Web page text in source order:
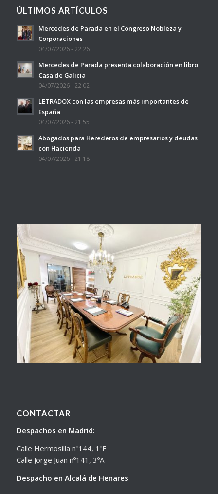
ÚLTIMOS ARTÍCULOS
Mercedes de Parada en el Congreso Nobleza y
Corporaciones
04/07/2026 - 22:26
Mercedes de Parada presenta colaboración en libro
Casa de Galicia
04/07/2026 - 22:02
LETRADOX con las empresas más importantes de
España
04/07/2026 - 21:55
Abogados para Herederos de empresarios y deudas
con Hacienda
04/07/2026 - 21:18
CONTACTAR
Despachos en Madrid:
Calle Hermosilla nº144, 1ºE
Calle Jorge Juan nº141, 3ºA
Despacho en Alcalá de Henares